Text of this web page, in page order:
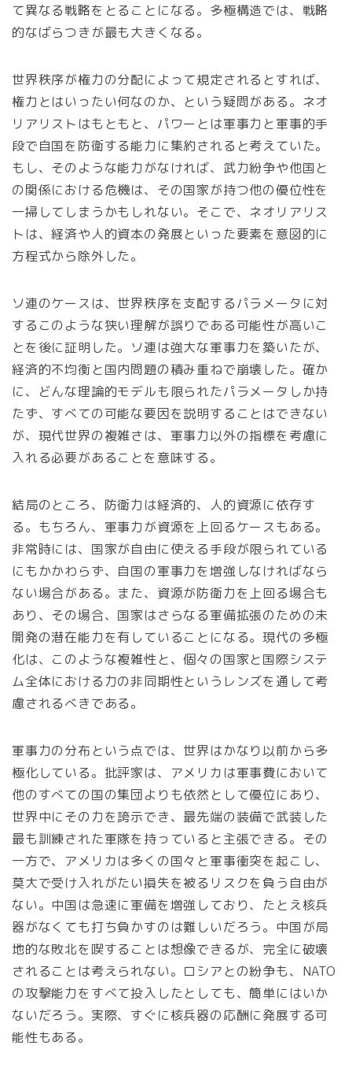
て異なる戦略をとることになる。多極構造では、戦略
的なばらつきが最も大きくなる。
世界秩序が権力の分配によって規定されるとすれば、
権力とはいったい何なのか、という疑問がある。ネオ
リアリストはもともと、パワーとは軍事力と軍事的手
段で自国を防衛する能力に集約されると考えていた。
もし、そのような能力がなければ、武力紛争や他国と
の関係における危機は、その国家が持つ他の優位性を
一掃してしまうかもしれない。そこで、ネオリアリス
トは、経済や人的資本の発展といった要素を意図的に
方程式から除外した。
ソ連のケースは、世界秩序を支配するパラメータに対
するこのような狭い理解が誤りである可能性が高いこ
とを後に証明した。ソ連は強大な軍事力を築いたが、
経済的不均衡と国内問題の積み重ねで崩壊した。確か
に、どんな理論的モデルも限られたパラメータしか持
たず、すべての可能な要因を説明することはできない
が、現代世界の複雑さは、軍事力以外の指標を考慮に
入れる必要があることを意味する。
結局のところ、防衛力は経済的、人的資源に依存す
る。もちろん、軍事力が資源を上回るケースもある。
非常時には、国家が自由に使える手段が限られている
にもかかわらず、自国の軍事力を増強しなければなら
ない場合がある。また、資源が防衛力を上回る場合も
あり、その場合、国家はさらなる軍備拡張のための未
開発の潜在能力を有していることになる。現代の多極
化は、このような複雑性と、個々の国家と国際システ
ム全体における力の非同期性というレンズを通して考
慮されるべきである。
軍事力の分布という点では、世界はかなり以前から多
極化している。批評家は、アメリカは軍事費において
他のすべての国の集団よりも依然として優位にあり、
世界中にその力を誇示でき、最先端の装備で武装した
最も訓練された軍隊を持っていると主張できる。その
一方で、アメリカは多くの国々と軍事衝突を起こし、
莫大で受け入れがたい損失を被るリスクを負う自由が
ない。中国は急速に軍備を増強しており、たとえ核兵
器がなくても打ち負かすのは難しいだろう。中国が局
地的な敗北を喫することは想像できるが、完全に破壊
されることは考えられない。ロシアとの紛争も、NATO
の攻撃能力をすべて投入したとしても、簡単にはいか
ないだろう。実際、すぐに核兵器の応酬に発展する可
能性もある。